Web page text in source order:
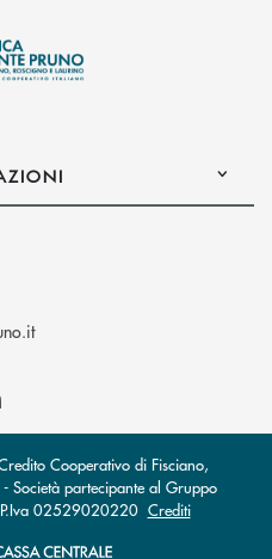
(si apre l’app di posta
Cooperativo di Fisciano,
Società partecipante al Gruppo
P.Iva 02529020220 Crediti